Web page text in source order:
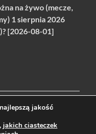
na żywo (mecze,
1 sierpnia 2026
[2026-08-01]
cyfrowa, Radio,
jakość
jakich ciasteczek